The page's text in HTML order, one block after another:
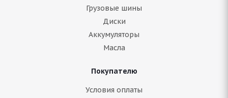
Грузовые шины
Диски
Аккумуляторы
Масла
Покупателю
Условия оплаты